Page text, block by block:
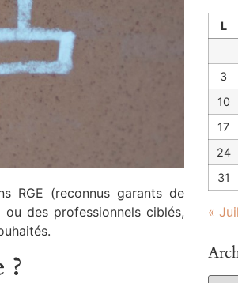
RGE (reconnus garants de
ou des professionnels ciblés,
L
3
10
17
24
31
«